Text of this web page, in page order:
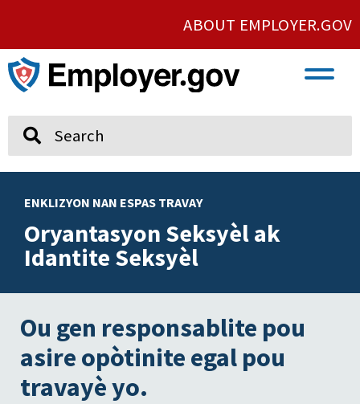
ABOUT EMPLOYER.GOV
ENKLIZYON NAN ESPAS TRAVAY
Oryantasyon Seksyèl ak
Idantite Seksyèl
Ou gen responsablite pou
asire opòtinite egal pou
travayè yo.